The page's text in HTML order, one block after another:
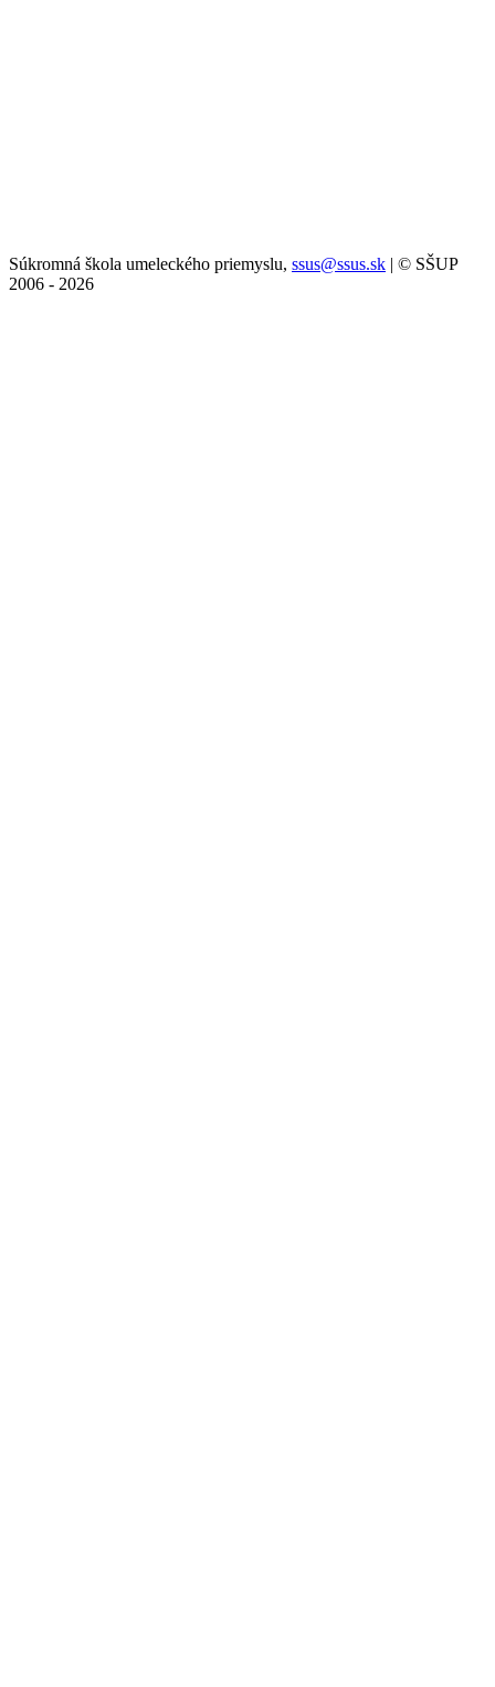
Súkromná škola umeleckého priemyslu, ssus@ssus.sk | © SŠUP
2006 - 2026